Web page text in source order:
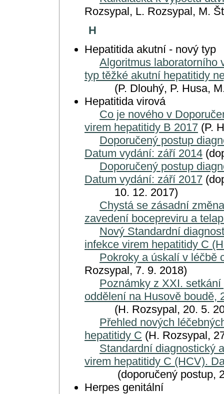
Rozsypal, L. Rozsypal, M.
H
Hepatitida akutní - nový typ
Algoritmus laboratorního
typ těžké akutní hepatitidy
(P. Dlouhý, P. Husa, M.
Hepatitida virová
Co je nového v
virem hepatitidy B 2017 (P.
Doporučený postup
Datum vydání: září 2014
Doporučený postup
Datum vydání: září 2017
10. 12. 2017)
Chystá se zásadní
zavedení bocepreviru a
Nový Standardní
infekce virem hepatitidy C
Pokroky a úskalí v léčbě
Rozsypal, 7. 9. 2018)
Poznámky z XXI.
oddělení na Husově boudě,
(H. Rozsypal, 20. 5.
Přehled nových
hepatitidy C (H. Rozsypal,
Standardní diagnostický
virem hepatitidy C (HCV).
(doporučený postup,
Herpes genitální